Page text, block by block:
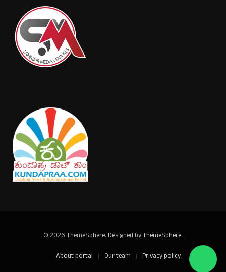
© 2026 ThemeSphere. Designed byThemeSphere.
About portal
Our team Privacy policy